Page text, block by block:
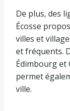
De plus, des
Écosse
villes et
et fréquents.
Édimbourg et
permet
ville.